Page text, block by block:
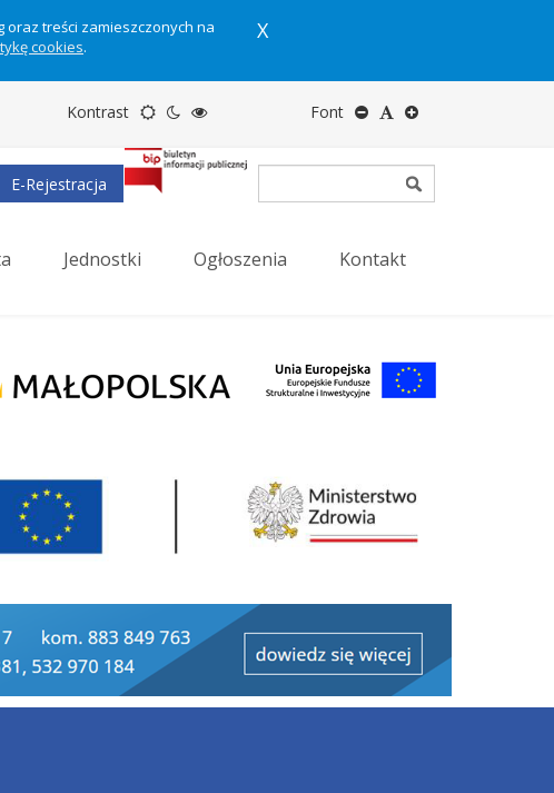
oraz treści zamieszczonych na
cookies.
X
Kontrast Motyw
domyślny
Tryb
nocny
Tryb
wysokiego
kontrastu
Font Zmniejsz
rozmiar
tekstu
Domyślny
rozmiar
tekstu
Zwiększ
rozmiar
tekstu
E-Rejestracja
Jednostki Ogłoszenia Kontakt